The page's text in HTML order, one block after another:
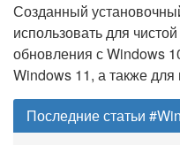
Созданный
использовать для
обновления с Windows
Windows 11, а также
Последние статьи